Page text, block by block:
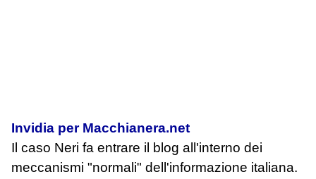
Invidia per Macchianera.net
Il caso Neri fa entrare il blog all'interno dei
meccanismi "normali" dell'informazione italiana.